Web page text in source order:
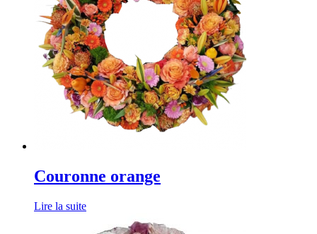
Couronne orange
Lire la suite